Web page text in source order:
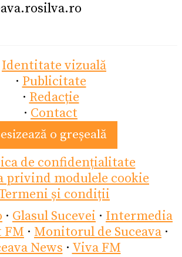
Identitate vizuală
· Publicitate
· Redacție
· Contact
o greșeală
de confidențialitate
privind modulele cookie
și condiții
· Glasul Sucevei · Intermedia
FM · Monitorul de Suceava ·
News · Viva FM